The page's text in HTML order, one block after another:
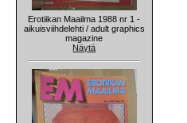
Erotiikan Maailma 1988 nr 1 -
aikuisviihdelehti / adult graphics
magazine
Näytä